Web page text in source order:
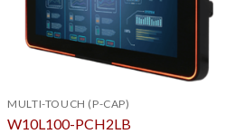
MULTI-TOUCH (P-CAP)
W10L100-PCH2LB